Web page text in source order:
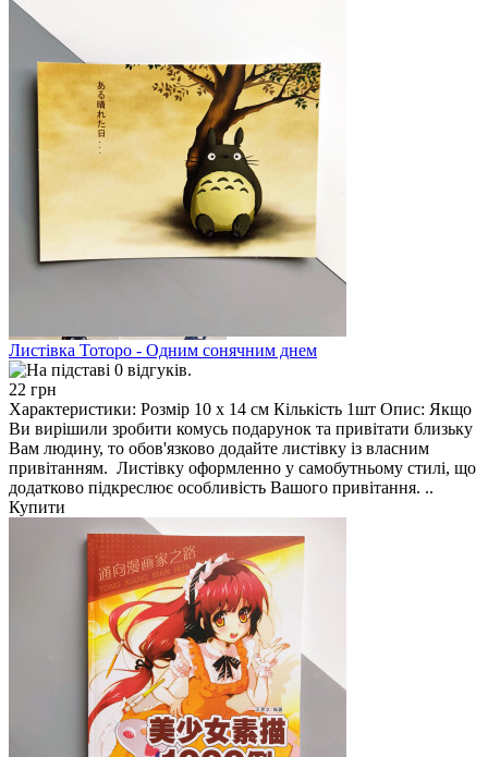
Листівка Тоторо - Одним сонячним днем
22 грн
Характеристики: Розмір 10 х 14 см Кількість 1шт Опис: Якщо
Ви вирішили зробити комусь подарунок та привітати близьку
Вам людину, то обов'язково додайте листівку із власним
привітанням. Листівку оформленно у самобутньому стилі, що
додатково підкреслює особливість Вашого привітання. ..
Купити